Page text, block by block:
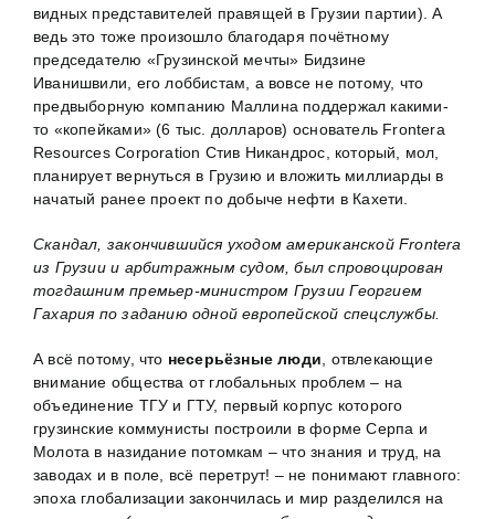
видных представителей правящей в Грузии партии). А
ведь это тоже произошло благодаря почётному
председателю «Грузинской мечты» Бидзине
Иванишвили, его лоббистам, а вовсе не потому, что
предвыборную компанию Маллина поддержал какими-
то «копейками» (6 тыс. долларов) основатель Frontera
Resources Corporation Стив Никандрос, который, мол,
планирует вернуться в Грузию и вложить миллиарды в
начатый ранее проект по добыче нефти в Кахети.
Скандал, закончившийся уходом американской Frontera
из Грузии и арбитражным судом, был спровоцирован
тогдашним премьер-министром Грузии Георгием
Гахария по заданию одной европейской спецслужбы.
А всё потому, что несерьёзные люди , отвлекающие
внимание общества от глобальных проблем – на
объединение ТГУ и ГТУ, первый корпус которого
грузинские коммунисты построили в форме Серпа и
Молота в назидание потомкам – что знания и труд, на
заводах и в поле, всё перетрут! – не понимают главного:
эпоха глобализации закончилась и мир разделился на